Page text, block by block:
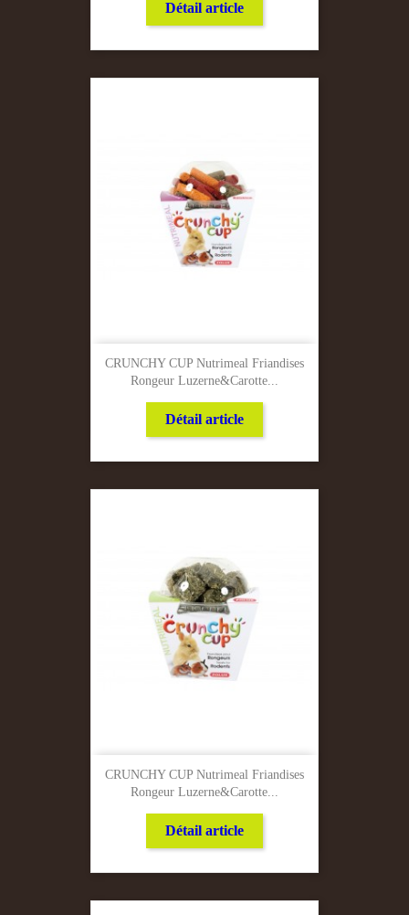
Détail article
CRUNCHY CUP Nutrimeal Friandises
Rongeur Luzerne&carotte...
Détail article
CRUNCHY CUP Nutrimeal Friandises
Rongeur Luzerne&carotte...
Détail article